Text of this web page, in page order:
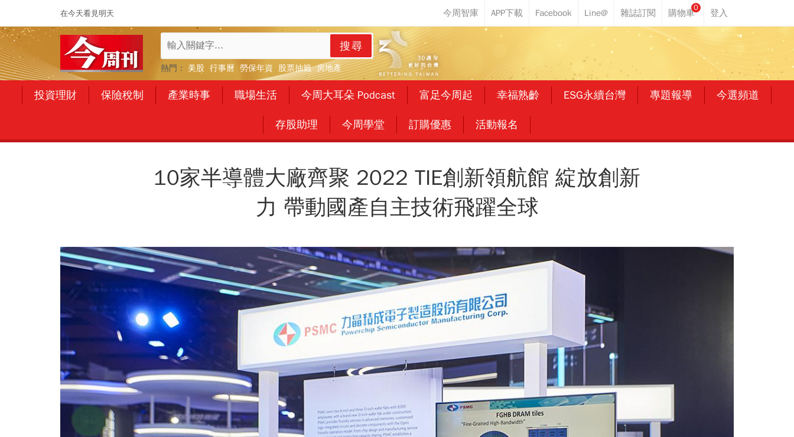
在今天看見明天
0
搜尋
熱門： 美股 行事曆 勞保年資 股票抽籤 房地產
投資理財 保險稅制 產業時事 職場生活 今周大耳朵 Podcast 富足今周起 幸福熟齡 ESG永續台灣 專題報導 今選頻道
存股助理 今周學堂 訂購優惠 活動報名
10家半導體大廠齊聚 2022 TIE創新領航館 綻放創新
力 帶動國產自主技術飛躍全球